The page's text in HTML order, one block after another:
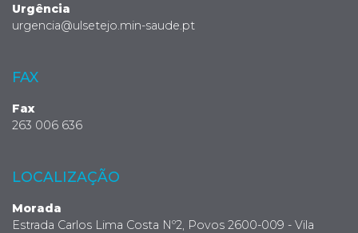
Urgência
urgencia@ulsetejo.min-saude.pt
FAX
Fax
263 006 636
LOCALIZAÇÃO
Morada
Estrada Carlos Lima Costa Nº2, Povos 2600-009 - Vila